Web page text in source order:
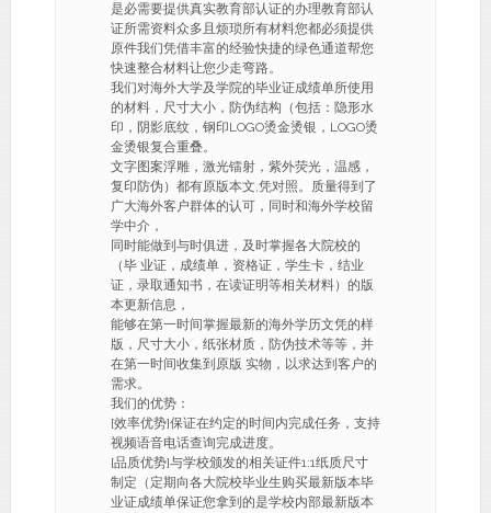
是必需要提供真实教育部认证的办理教育部认
证所需资料众多且烦琐所有材料您都必须提供
原件我们凭借丰富的经验快捷的绿色通道帮您
快速整合材料让您少走弯路。
我们对海外大学及学院的毕业证成绩单所使用
的材料，尺寸大小，防伪结构（包括：隐形水
印，阴影底纹，钢印LOGO烫金烫银，LOGO烫
金烫银复合重叠。
文字图案浮雕，激光镭射，紫外荧光，温感，
复印防伪）都有原版本文,凭对照。质量得到了
广大海外客户群体的认可，同时和海外学校留
学中介，
同时能做到与时俱进，及时掌握各大院校的
（毕 业证，成绩单，资格证，学生卡，结业
证，录取通知书，在读证明等相关材料）的版
本更新信息，
能够在第一时间掌握最新的海外学历文凭的样
版，尺寸大小，纸张材质，防伪技术等等，并
在第一时间收集到原版 实物，以求达到客户的
需求。
我们的优势：
[效率优势]保证在约定的时间内完成任务，支持
视频语音电话查询完成进度。
[品质优势]与学校颁发的相关证件1:1纸质尺寸
制定（定期向各大院校毕业生购买最新版本毕
业证成绩单保证您拿到的是学校内部最新版本